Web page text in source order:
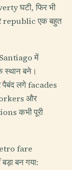
घटी, फिर भी
republic एक बहुत
Santiago में
बने।
पैबंद लगे facades
और
कभी पूरी
fare
बन गया: